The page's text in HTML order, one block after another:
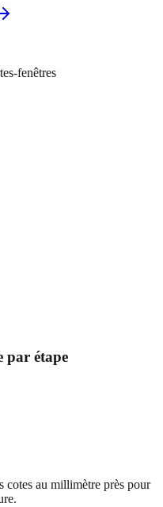
fenêtres
par étape
cotes au millimètre près pour